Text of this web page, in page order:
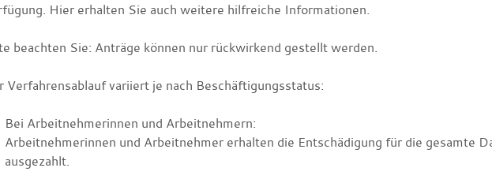
Hier erhalten Sie auch weitere hilfreiche Informationen.
beachten Sie: Anträge können nur rückwirkend gestellt werden.
Verfahrensablauf variiert je nach Beschäftigungsstatus:
Bei Arbeitnehmerinnen und Arbeitnehmern:
Arbeitnehmerinnen und Arbeitnehmer erhalten die Entschädigung für die gesamte
ausgezahlt.